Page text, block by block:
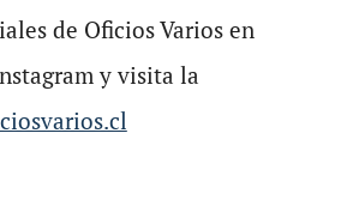
de Oficios Varios en
y visita la